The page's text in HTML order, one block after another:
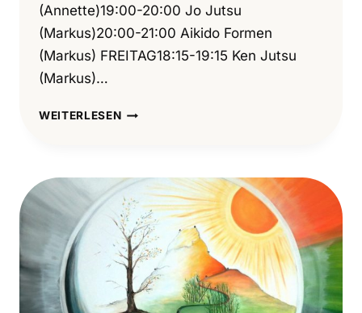
(Annette)19:00-20:00 Jo Jutsu
(Markus)20:00-21:00 Aikido Formen
(Markus) FREITAG18:15-19:15 Ken Jutsu
(Markus)…
WEITERLESENAB
–
NEUER
STUNDENPLAN!